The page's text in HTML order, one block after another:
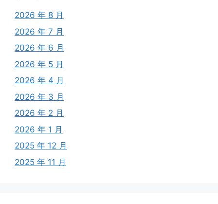
2026 年 8 月
2026 年 7 月
2026 年 6 月
2026 年 5 月
2026 年 4 月
2026 年 3 月
2026 年 2 月
2026 年 1 月
2025 年 12 月
2025 年 11 月